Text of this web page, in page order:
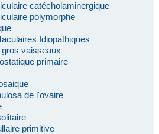
catécholaminergique
polymorphe
Idiopathiques
vaisseaux
primaire
de l'ovaire
primitive